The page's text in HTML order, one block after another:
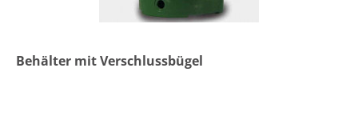
Behälter mit Verschlussbügel